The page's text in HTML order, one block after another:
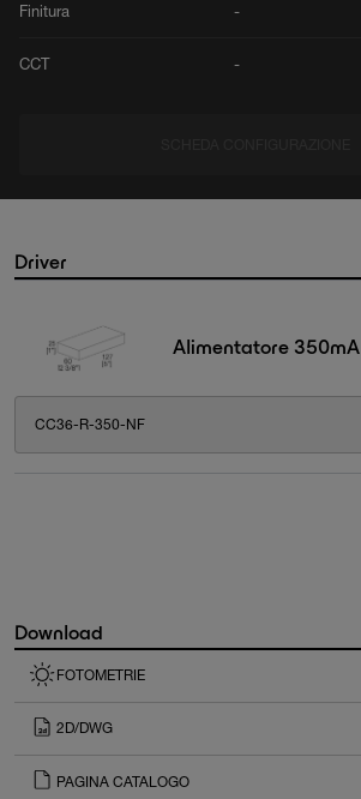
Finitura -
CCT -
Driver
Alimentatore 350mA
CC36-R-350-NF
Download
FOTOMETRIE
2D/DWG
PAGINA CATALOGO